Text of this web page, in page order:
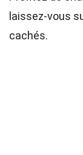
laissez-vous
cachés.